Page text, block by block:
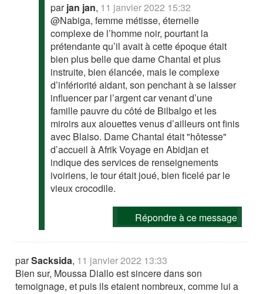
parjan jan, 11 janvier 2022 15:32
@Nabiga, femme métisse, éternelle
complexe de l’homme noir, pourtant la
prétendante qu’il avait à cette époque était
bien plus belle que dame Chantal et plus
instruite, bien élancée, mais le complexe
d’infériorité aidant, son penchant à se laisser
influencer par l’argent car venant d’une
famille pauvre du côté de Bilbalgo et les
miroirs aux alouettes venus d’ailleurs ont finis
avec Blaiso. Dame Chantal était "hôtesse"
d’accueil à Afrik Voyage en Abidjan et
indique des services de renseignements
ivoiriens, le tour était joué, bien ficelé par le
vieux crocodile.
Répondre à ce message
parSacksida, 11 janvier 2022 13:33
Bien sur, Moussa Diallo est sincere dans son
temoignage, et puis ils etaient nombreux, comme lui a